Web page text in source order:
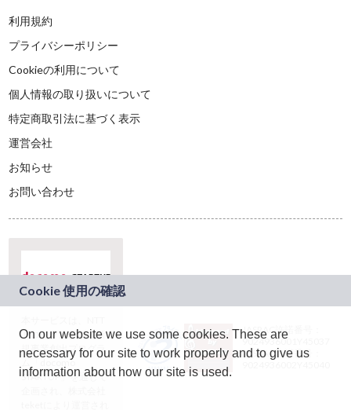
利用規約
プライバシーポリシー
Cookieの利用について
個人情報の取り扱いについて
特定商取引法に基づく表示
運営会社
お知らせ
お問い合わせ
ドコモグループの新
規事業創出プログラ
ム「docomo
STARTUP」を通じて
JASRAC許諾番号：
9024936001Y45037
JASRAC許諾番号：
On our website we use some cookies. These are
necessary for our site to work properly and to give us
information about how our site is used.